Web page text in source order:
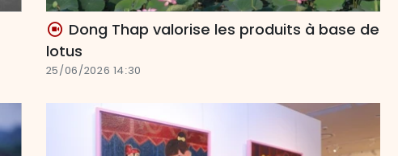
Dong Thap valorise les produits à base de
lotus
25/06/2026 14:30